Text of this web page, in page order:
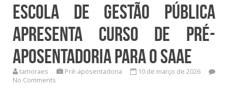
Escola de Gestão Pública
apresenta curso de Pré-
Aposentadoria para o SAAE
tamoraes Pré-aposentadoria
10 de março de 2026
No Comments